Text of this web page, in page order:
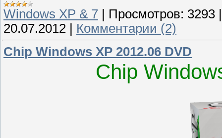
Windows XP & 7 | Просмотров: 3293
20.07.2012 | Комментарии (2)
Chip Windows XP 2012.06 DVD
Chip